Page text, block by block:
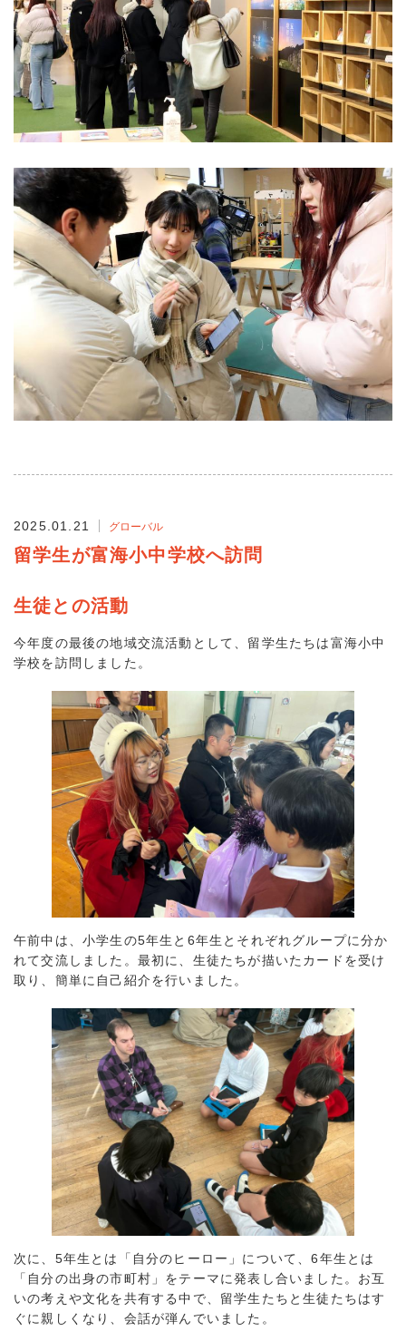
2025.01.21 グローバル
留学生が富海小中学校へ訪問
生徒との活動
今年度の最後の地域交流活動として、留学生たちは富海小中
学校を訪問しました。
午前中は、小学生の5年生と6年生とそれぞれグループに分か
れて交流しました。最初に、生徒たちが描いたカードを受け
取り、簡単に自己紹介を行いました。
次に、5年生とは「自分のヒーロー」について、6年生とは
「自分の出身の市町村」をテーマに発表し合いました。お互
いの考えや文化を共有する中で、留学生たちと生徒たちはす
ぐに親しくなり、会話が弾んでいました。